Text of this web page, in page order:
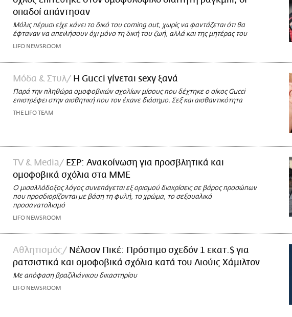
οπαδοί απάντησαν
Μόλις πέρυσι είχε κάνει το δικό του coming out, χωρίς να φαντάζεται ότι θα
έφταναν να απειλήσουν όχι μόνο τη δική του ζωή, αλλά και της μητέρας του
LIFO NEWSROOM
Μόδα & Στυλ Η Gucci γίνεται sexy ξανά
Παρά την πληθώρα ομοφοβικών σχολίων μίσους που δέχτηκε ο οίκος Gucci
επιστρέφει στην αισθητική που τον έκανε διάσημο. Σεξ και αισθαντικότητα
THE LIFO TEAM
TV & Media
ΕΣΡ: Ανακοίνωση για προσβλητικά και
ομοφοβικά σχόλια στα ΜΜΕ
Ο μισαλλόδοξος λόγος συνεπάγεται εξ ορισμού διακρίσεις σε βάρος προσώπων
που προσδιορίζονται με βάση τη φυλή, το χρώμα, το σεξουαλικό
προσανατολισμό
LIFO NEWSROOM
Αθλητισμός
Νέλσον Πικέ: Πρόστιμο σχεδόν 1 εκατ.$ για
ρατσιστικά και ομοφοβικά σχόλια κατά του Λιούις Χάμιλτον
Με απόφαση βραζιλιάνικου δικαστηρίου
LIFO NEWSROOM